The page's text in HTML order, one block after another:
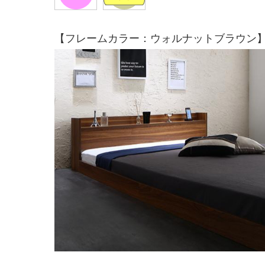
【フレームカラー：ウォルナットブラウン